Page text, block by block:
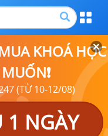
KHOÁ HỌC
(TỪ 10-12/08)
1 NGÀY